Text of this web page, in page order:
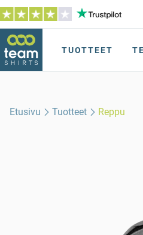
TUOTTEET
Etusivu Tuotteet Reppu